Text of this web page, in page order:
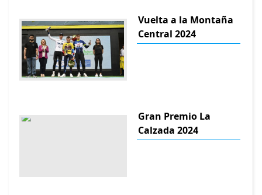
Vuelta a la Montaña
Central 2024
Gran Premio La
Calzada 2024